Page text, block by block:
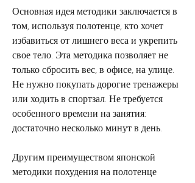
Основная идея методики заключается в
том, используя полотенце, кто хочет
избавиться от лишнего веса и укрепить
свое тело. Эта методика позволяет не
только сбросить вес, в офисе, на улице.
Не нужно покупать дорогие тренажеры
или ходить в спортзал. Не требуется
особенного времени на занятия:
достаточно несколько минут в день.
Другим преимуществом японской
методики похудения на полотенце